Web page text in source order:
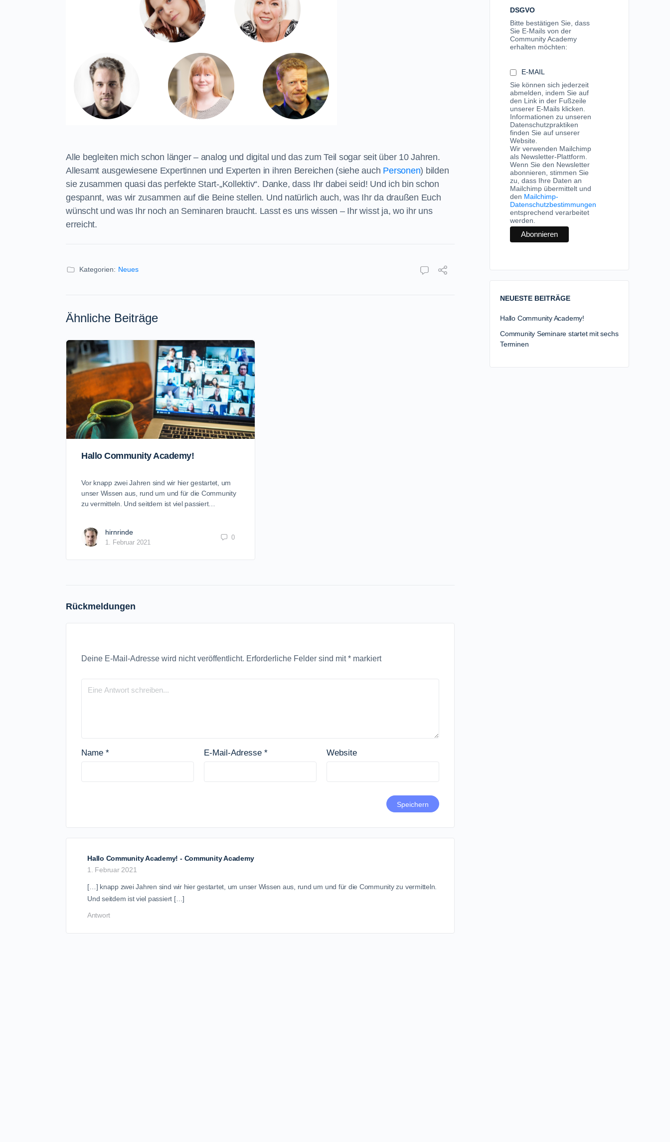
Alle begleiten mich schon länger – analog und digital und das zum Teil sogar seit über 10 Jahren.
Allesamt ausgewiesene Expertinnen und Experten in ihren Bereichen (siehe auch Personen) bilden
sie zusammen quasi das perfekte Start-„Kollektiv“. Danke, dass Ihr dabei seid! Und ich bin schon
gespannt, was wir zusammen auf die Beine stellen. Und natürlich auch, was Ihr da draußen Euch
wünscht und was Ihr noch an Seminaren braucht. Lasst es uns wissen – Ihr wisst ja, wo ihr uns
erreicht.
Kategorien: Neues
Ähnliche Beiträge
Hallo Community Academy!
Vor knapp zwei Jahren sind wir hier gestartet, um
unser Wissen aus, rund um und für die Community
zu vermitteln. Und seitdem ist viel passiert…
hirnrinde
1. Februar 2021
0
Rückmeldungen
Deine E-Mail-Adresse wird nicht veröffentlicht. Erforderliche Felder sind mit* markiert
Name * E-Mail-Adresse * Website
Hallo Community Academy! - Community Academy
1. Februar 2021
[…] knapp zwei Jahren sind wir hier gestartet, um unser Wissen aus, rund um und für die Community zu vermitteln.
Und seitdem ist viel passiert […]
Antwort
DSGVO
Bitte bestätigen Sie, dass
Sie E-Mails von der
Community Academy
erhalten möchten:
E-MAIL
Sie können sich jederzeit
abmelden, indem Sie auf
den Link in der Fußzeile
unserer E-Mails klicken.
Informationen zu unseren
Datenschutzpraktiken
finden Sie auf unserer
Website.
Wir verwenden Mailchimp
als Newsletter-Plattform.
Wenn Sie den Newsletter
abonnieren, stimmen Sie
zu, dass Ihre Daten an
Mailchimp übermittelt und
den Mailchimp-
Datenschutzbestimmungen
entsprechend verarbeitet
werden.
NEUESTE BEITRÄGE
Hallo Community Academy!
Community Seminare startet mit sechs
Terminen